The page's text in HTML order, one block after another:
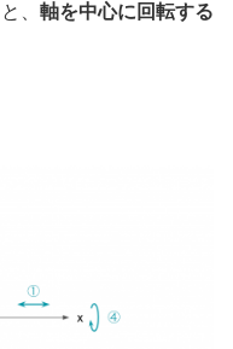
と、 軸を中心に回転する